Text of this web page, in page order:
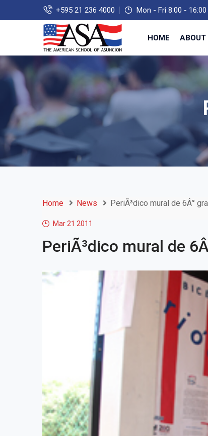
+595 21 236 4000 Mon - Fri 8:00 - 16:00
HOME ABOUT
Home News PeriÃ³dico mural de 6Â°
Mar 21 2011
PeriÃ³dico mural de